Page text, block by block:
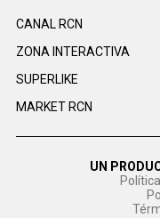
CANAL RCN
ZONA INTERACTIVA
SUPERLIKE
MARKET RCN
UN